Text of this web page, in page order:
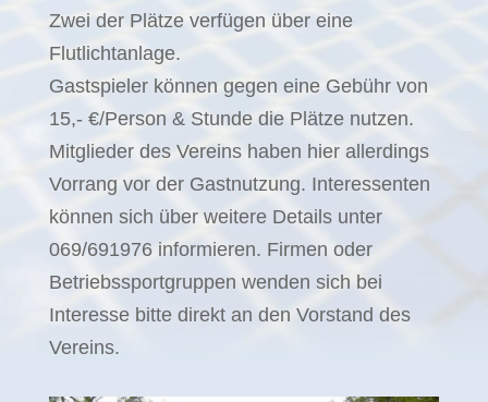
Zwei der Plätze verfügen über eine
Flutlichtanlage.
Gastspieler können gegen eine Gebühr von
15,- €/Person & Stunde die Plätze nutzen.
Mitglieder des Vereins haben hier allerdings
Vorrang vor der Gastnutzung. Interessenten
können sich über weitere Details unter
069/691976 informieren. Firmen oder
Betriebssportgruppen wenden sich bei
Interesse bitte direkt an den Vorstand des
Vereins.